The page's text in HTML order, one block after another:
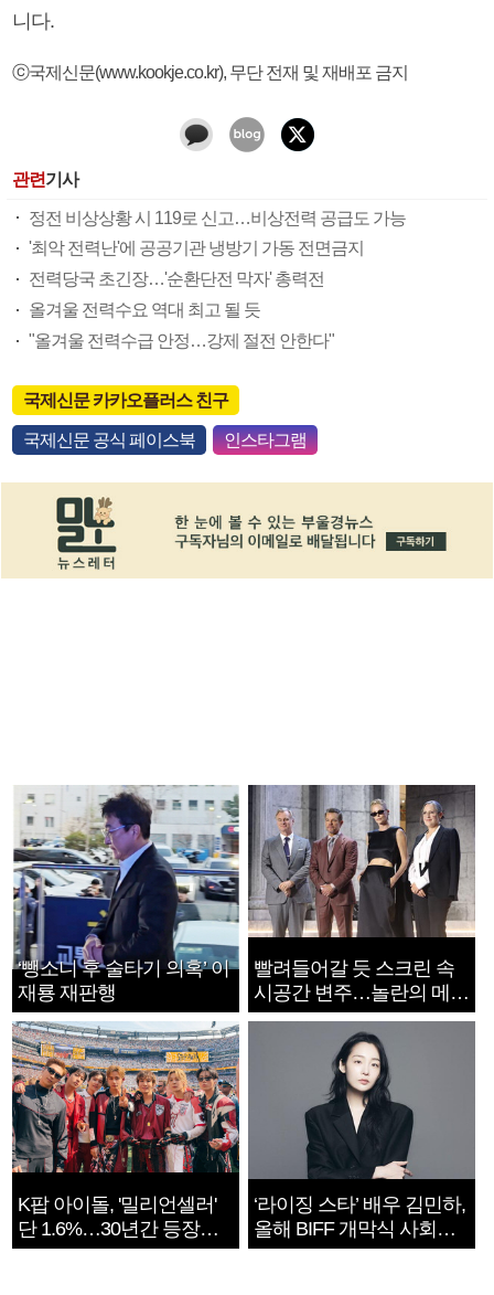
니다.
ⓒ국제신문(www.kookje.co.kr), 무단 전재 및 재배포 금지
관련기사
정전 비상상황 시 119로 신고…비상전력 공급도 가능
'최악 전력난'에 공공기관 냉방기 가동 전면금지
전력당국 초긴장…'순환단전 막자' 총력전
올겨울 전력수요 역대 최고 될 듯
"올겨울 전력수급 안정…강제 절전 안한다"
국제신문 카카오플러스 친구
국제신문 공식 페이스북 인스타그램
‘뺑소니 후 술타기 의혹’ 이
재룡 재판행
빨려들어갈 듯 스크린 속
시공간 변주…놀란의 메시
지는 ‘전쟁 속죄’
K팝 아이돌, '밀리언셀러'
단 1.6%…30년간 등장
1182개팀 전수조사
‘라이징 스타’ 배우 김민하,
올해 BIFF 개막식 사회자
확정